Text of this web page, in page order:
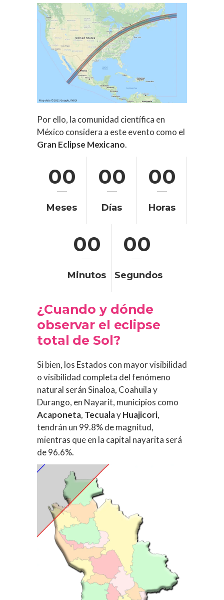
Por ello, la comunidad científica en
México considera a este evento como el
Gran Eclipse Mexicano.
00
Meses
00
Días
00
Horas
00
Minutos
00
Segundos
¿Cuando y dónde
observar el eclipse
total de Sol?
Si bien, los Estados con mayor visibilidad
o visibilidad completa del fenómeno
natural serán Sinaloa, Coahuila y
Durango, en Nayarit, municipios como
Acaponeta, TecualayHuajicori,
tendrán un 99.8% de magnitud,
mientras que en la capital nayarita será
de 96.6%.